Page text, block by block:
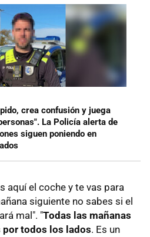
crea confusión y juega
La Policía alerta de
siguen poniendo en
aquí el coche y te vas para
siguiente no sabes si el
mal". "Todas las mañanas
por todos los lados. Es un